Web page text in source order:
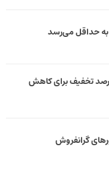
به حداقل می‌رسد
به کم‌مصرف‌ها/ ۳۰ درصد تخفیف برای کاهش
گرانفروش